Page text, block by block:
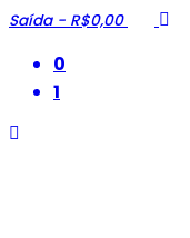
Saída - R$0,00
0
1